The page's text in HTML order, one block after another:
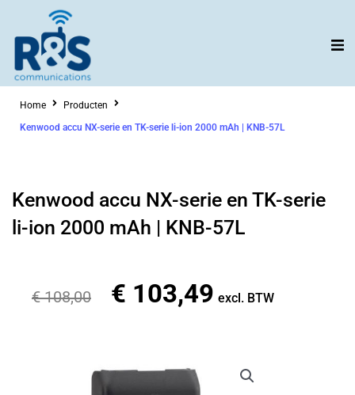
inhoud
Home
Producten
Kenwood accu NX-serie en TK-serie li-ion 2000 mAh | KNB-57L
Kenwood accu NX-serie en TK-serie
li-ion 2000 mAh | KNB-57L
€108,00
Oorspronkelijke
€ 103,49 Huidige
excl. BTW